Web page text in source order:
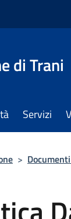
di Trani
Servizi
>